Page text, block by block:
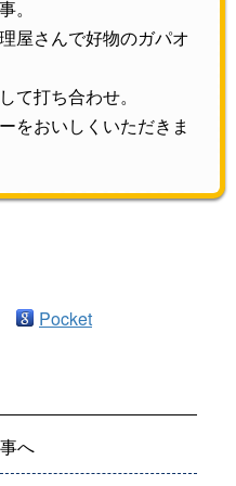
。
屋さんで好物のガパオ
て打ち合わせ。
をおいしくいただきま
Pocket
へ